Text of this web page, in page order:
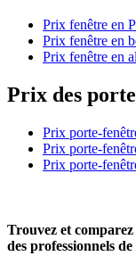
Prix fenêtre en
Prix fenêtre en
Prix fenêtre en
Prix des
Prix porte-
Prix porte-
Prix porte-
Trouvez et comparez
des professionnels